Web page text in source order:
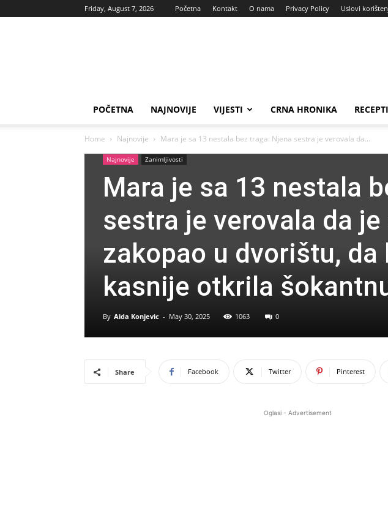
Friday, August 7, 2026 Početna Kontakt O nama Privacy Policy Uslovi
POČETNA NAJNOVIJE VIJESTI CRNA HRONIKA RECEPTI
Home Najnovije Mara je sa 13 nestala bez traga: Njena sestra je verovala da...
Najnovije Zanimljivosti
Mara je sa 13 nestala
sestra je verovala da
zakopao u dvorištu, da
kasnije otkrila
By Aida Konjevic - May 30, 2025 1063 0
Share Facebook Twitter Pinterest
Oglasi - Advertisement